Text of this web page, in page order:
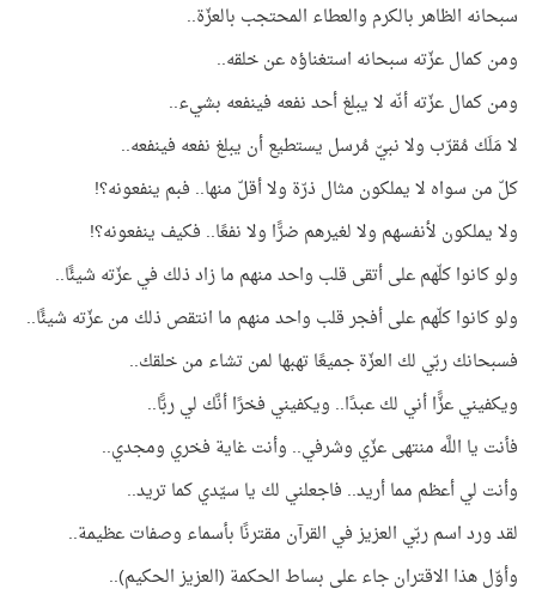
سبحانه الظاهر بالكرم والعطاء المحتجب بالعزّة..
ومن كمال عزّته سبحانه استغناؤه عن خلقه..
ومن كمال عزّته أنّه لا يبلغ أحد نفعه فينفعه بشيء..
لا مَلَك مُقرّب ولا نبيّ مُرسل يستطيع أن يبلغ نفعه فينفعه..
كلّ من سواه لا يملكون مثال ذرّة ولا أقلّ منها.. فبم ينفعونه؟!
ولا يملكون لأنفسهم ولا لغيرهم ضرًّا ولا نفعًا.. فكيف ينفعونه؟!
ولو كانوا كلّهم على أتقى قلب واحد منهم ما زاد ذلك في عزّته شيئًا..
ولو كانوا كلّهم على أفجر قلب واحد منهم ما انتقص ذلك من عزّته شيئًا..
فسبحانك ربّي لك العزّة جميعًا تهبها لمن تشاء من خلقك..
ويكفيني عزًّا أني لك عبدًا.. ويكفيني فخرًا أنَّك لي ربًّا..
فأنت يا اللَّه منتهى عزّي وشرفي.. وأنت غاية فخري ومجدي..
وأنت لي أعظم مما أريد.. فاجعلني لك يا سيّدي كما تريد..
لقد ورد اسم ربّي العزيز في القرآن مقترنًا بأسماء وصفات عظيمة..
وأوّل هذا الاقتران جاء على بساط الحكمة (العزيز الحكيم)..